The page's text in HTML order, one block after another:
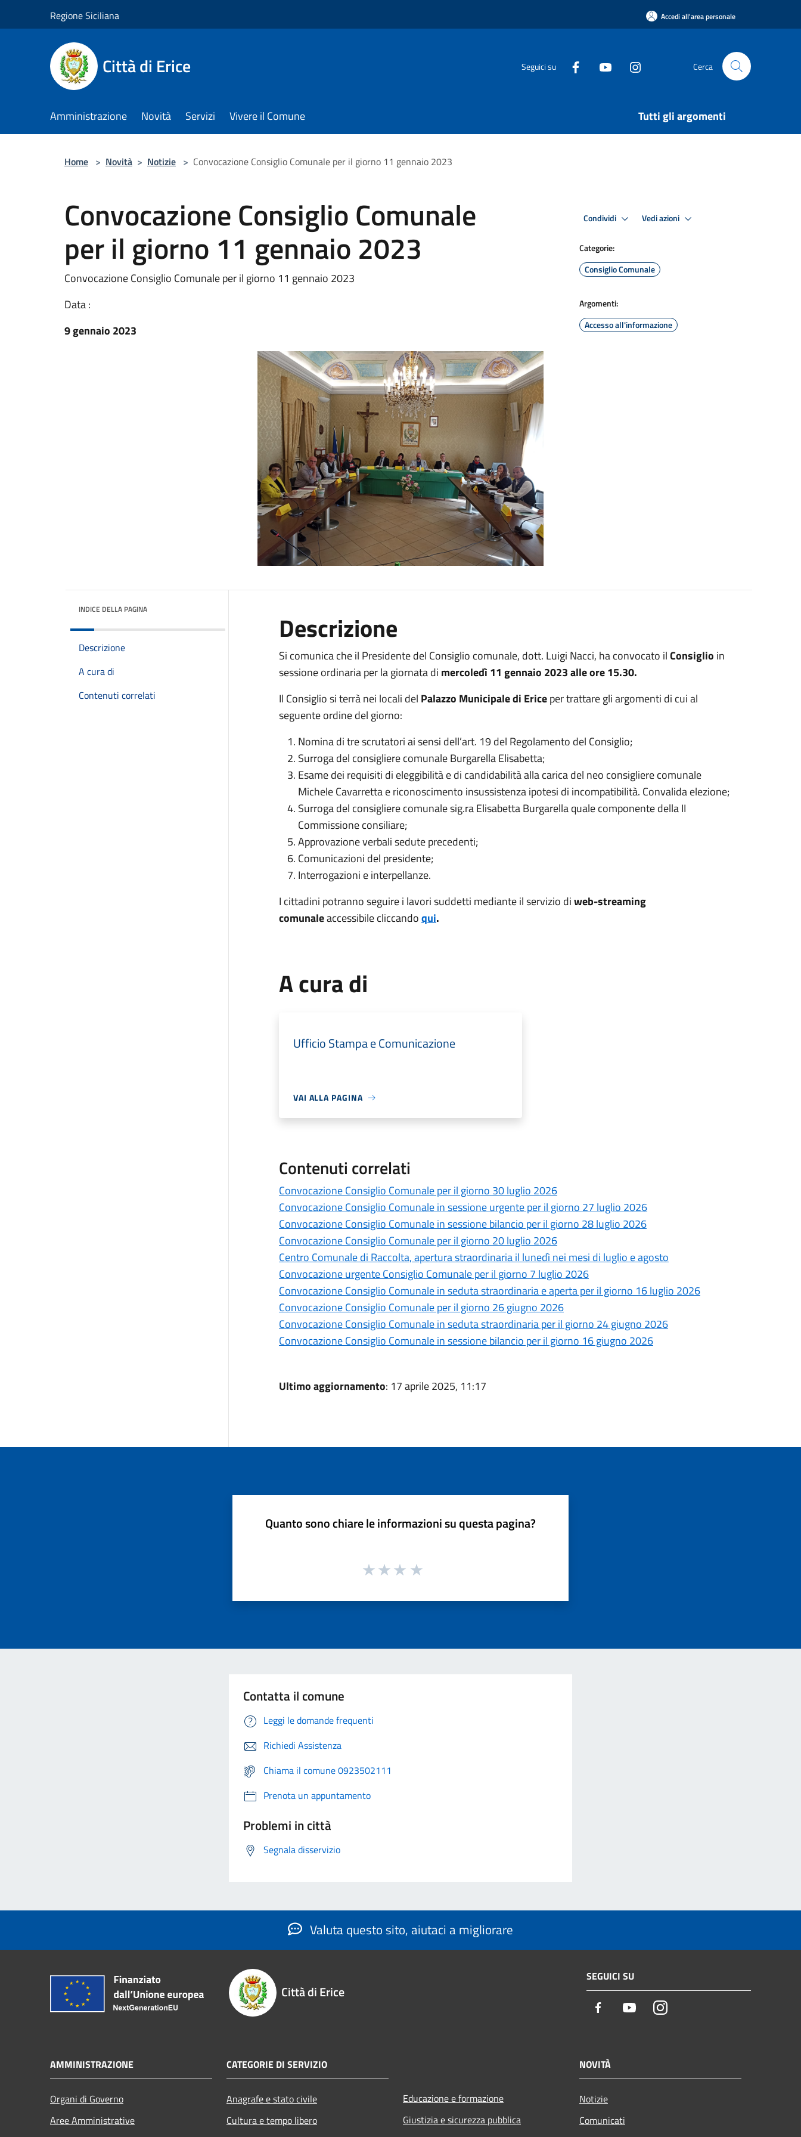
Regione Siciliana Accedi all'area personale
Città di Erice Seguici su Cerca
Amministrazione Novità Servizi Vivere il Comune Tutti gli argomenti
Home > Novità > Notizie > Convocazione Consiglio Comunale per il giorno 11 gennaio 2023
Convocazione Consiglio Comunale
per il giorno 11 gennaio 2023
Convocazione Consiglio Comunale per il giorno 11 gennaio 2023
Data :
9 gennaio 2023
Condividi Vedi azioni
Categorie:
Consiglio Comunale
Argomenti:
Accesso all'informazione
INDICE DELLA PAGINA
Descrizione
A cura di
Contenuti correlati
Descrizione
Si comunica che il Presidente del Consiglio comunale, dott. Luigi Nacci, ha convocato ilConsiglio in
sessione ordinaria per la giornata di mercoledì 11 gennaio 2023 alle ore 15.30.
Il Consiglio si terrà nei locali del Palazzo Municipale di Ericeper trattare gli argomenti di cui al
seguente ordine del giorno:
Nomina di tre scrutatori ai sensi dell’art. 19 del Regolamento del Consiglio;
Surroga del consigliere comunale Burgarella Elisabetta;
Esame dei requisiti di eleggibilità e di candidabilità alla carica del neo consigliere comunale
Michele Cavarretta e riconoscimento insussistenza ipotesi di incompatibilità. Convalida elezione;
Surroga del consigliere comunale sig.ra Elisabetta Burgarella quale componente della II
Commissione consiliare;
Approvazione verbali sedute precedenti;
Comunicazioni del presidente;
Interrogazioni e interpellanze.
I cittadini potranno seguire i lavori suddetti mediante il servizio diweb-streaming
comunaleaccessibile cliccandoqui.
A cura di
Ufficio Stampa e Comunicazione
VAI ALLA PAGINA
Contenuti correlati
Convocazione Consiglio Comunale per il giorno 30 luglio 2026
Convocazione Consiglio Comunale in sessione urgente per il giorno 27 luglio 2026
Convocazione Consiglio Comunale in sessione bilancio per il giorno 28 luglio 2026
Convocazione Consiglio Comunale per il giorno 20 luglio 2026
Centro Comunale di Raccolta, apertura straordinaria il lunedì nei mesi di luglio e agosto
Convocazione urgente Consiglio Comunale per il giorno 7 luglio 2026
Convocazione Consiglio Comunale in seduta straordinaria e aperta per il giorno 16 luglio 2026
Convocazione Consiglio Comunale per il giorno 26 giugno 2026
Convocazione Consiglio Comunale in seduta straordinaria per il giorno 24 giugno 2026
Convocazione Consiglio Comunale in sessione bilancio per il giorno 16 giugno 2026
Ultimo aggiornamento: 17 aprile 2025, 11:17
Quanto sono chiare le informazioni su questa pagina?
Contatta il comune
Leggi le domande frequenti
Richiedi Assistenza
Chiama il comune 0923502111
Prenota un appuntamento
Problemi in città
Segnala disservizio
Valuta questo sito, aiutaci a migliorare
Città di Erice
SEGUICI SU
Facebook YoutubeInstagram
AMMINISTRAZIONE
Organi di Governo
Aree Amministrative
CATEGORIE DI SERVIZIO
Anagrafe e stato civile
Cultura e tempo libero
Educazione e formazione
Giustizia e sicurezza pubblica
NOVITÀ
Notizie
Comunicati